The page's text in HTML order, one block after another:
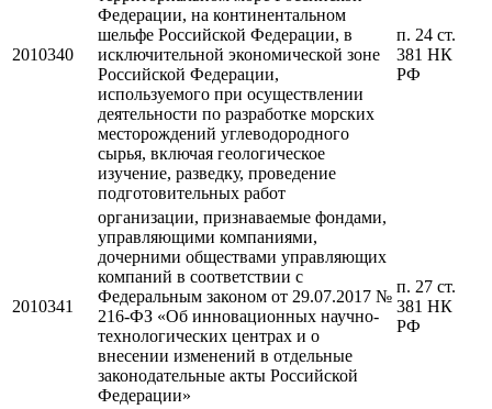
2010340
Федерации, на континентальном
шельфе Российской Федерации, в
исключительной экономической зоне
Российской Федерации,
используемого при осуществлении
деятельности по разработке морских
месторождений углеводородного
сырья, включая геологическое
изучение, разведку, проведение
подготовительных работ
п. 24 ст.
381 НК
РФ
2010341
организации, признаваемые фондами,
управляющими компаниями,
дочерними обществами управляющих
компаний в соответствии с
Федеральным законом от 29.07.2017 №
216-ФЗ «Об инновационных научно-
технологических центрах и о
внесении изменений в отдельные
законодательные акты Российской
Федерации»
п. 27 ст.
381 НК
РФ